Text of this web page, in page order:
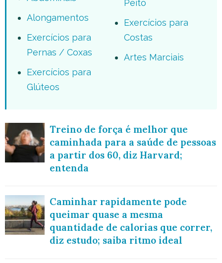
Alongamentos
Exercícios para
Pernas / Coxas
Exercícios para
Glúteos
Peito
Exercícios para
Costas
Artes Marciais
Treino de força é melhor que
caminhada para a saúde de pessoas
a partir dos 60, diz Harvard;
entenda
Caminhar rapidamente pode
queimar quase a mesma
quantidade de calorias que correr,
diz estudo; saiba ritmo ideal